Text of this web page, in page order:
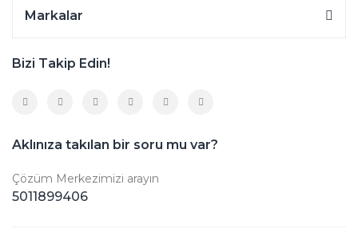
Markalar
Bizi Takip Edin!
Aklınıza takılan bir soru mu var?
Çözüm Merkezimizi arayın
5011899406